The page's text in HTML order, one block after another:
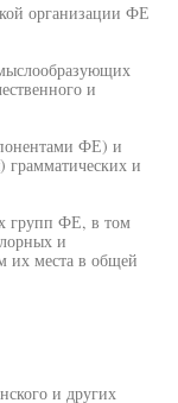
организации ФЕ
и
ФЕ) и
и
групп ФЕ, в том
и
их места в общей
и других